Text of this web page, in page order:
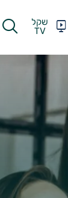
שקל
TV